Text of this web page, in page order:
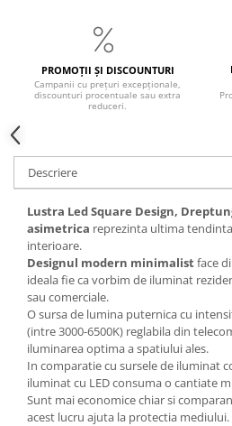
PROMOȚII ȘI DISCOUNTURI
Campanii cu prețuri excepționale,
discounturi procentuale sau extra
reduceri.
Descriere
Lustra Led Square Design,
asimetrica reprezinta ultima
interioare.
Designul modern minimalistface
ideala fie ca vorbim de iluminat
sau comerciale.
O sursa de lumina puternica cu
(intre 3000-6500K) reglabila din
iluminarea optima a spatiului ales.
In comparatie cu sursele de iluminat
iluminat cu LED consuma o cantiate
Sunt mai economice chiar si
acest lucru ajuta la protectia mediului.